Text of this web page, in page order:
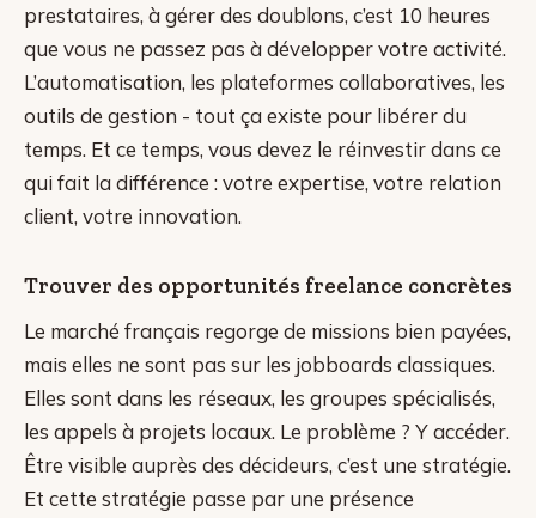
prestataires, à gérer des doublons, c’est 10 heures
que vous ne passez pas à développer votre activité.
L’automatisation, les plateformes collaboratives, les
outils de gestion - tout ça existe pour libérer du
temps. Et ce temps, vous devez le réinvestir dans ce
qui fait la différence : votre expertise, votre relation
client, votre innovation.
Trouver des opportunités freelance concrètes
Le marché français regorge de missions bien payées,
mais elles ne sont pas sur les jobboards classiques.
Elles sont dans les réseaux, les groupes spécialisés,
les appels à projets locaux. Le problème ? Y accéder.
Être visible auprès des décideurs, c’est une stratégie.
Et cette stratégie passe par une présence